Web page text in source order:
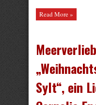
Read More »
Sylt“, ein